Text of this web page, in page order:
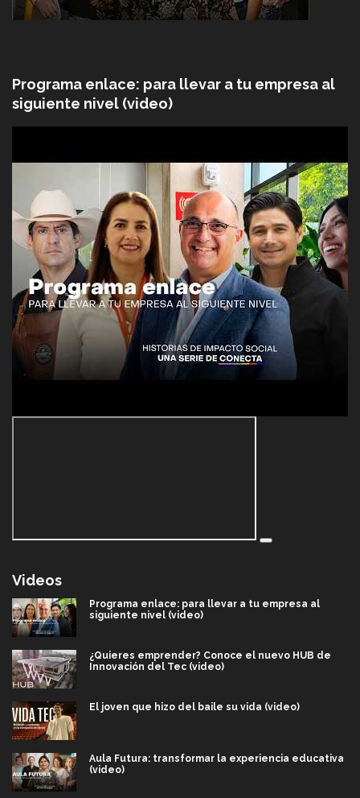
Programa enlace: para llevar a tu empresa al
siguiente nivel (video)
Videos
Programa enlace: para llevar a tu empresa al
siguiente nivel (video)
¿Quieres emprender? Conoce el nuevo HUB de
Innovación del Tec (video)
El joven que hizo del baile su vida (video)
Aula Futura: transformar la experiencia educativa
(video)